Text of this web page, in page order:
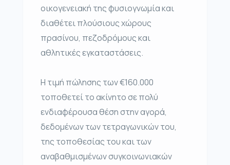
οικογενειακή της φυσιογνωμία και
διαθέτει πλούσιους χώρους
πρασίνου, πεζοδρόμους και
αθλητικές εγκαταστάσεις.
Η τιμή πώλησης των €160.000
τοποθετεί το ακίνητο σε πολύ
ενδιαφέρουσα θέση στην αγορά,
δεδομένων των τετραγωνικών του,
της τοποθεσίας του και των
αναβαθμισμένων συγκοινωνιακών